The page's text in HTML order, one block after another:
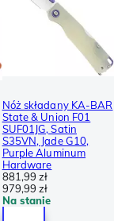
Nóż składany KA-BAR
State & Union F01
SUF01JG, Satin
S35VN, Jade G10,
Purple Aluminum
Hardware
881,99 zł
979,99 zł
Na stanie